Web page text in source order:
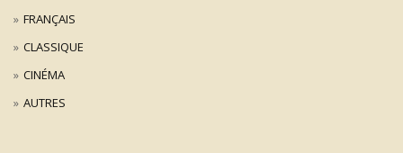
FRANÇAIS
CLASSIQUE
CINÉMA
AUTRES